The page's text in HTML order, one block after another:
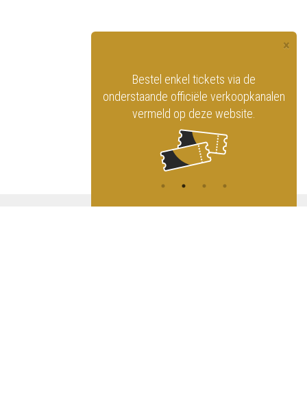
×
Bestel enkel tickets via de
onderstaande officiële verkoopkanalen
vermeld op deze website.